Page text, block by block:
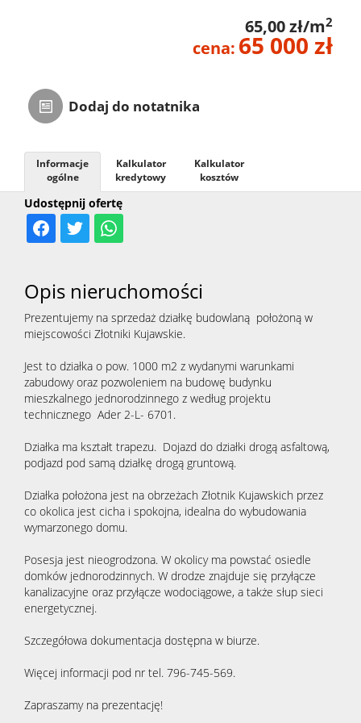
65,00 zł/m2
cena: 65 000 zł
Dodaj do notatnika
Udostępnij ofertę
Informacje
ogólne
Kalkulator
kredytowy
Kalkulator
kosztów
Opis nieruchomości
Prezentujemy na sprzedaż działkę budowlaną położoną w
miejscowości Złotniki Kujawskie.
Jest to działka o pow. 1000 m2 z wydanymi warunkami
zabudowy oraz pozwoleniem na budowę budynku
mieszkalnego jednorodzinnego z według projektu
technicznego Ader 2-L- 6701.
Działka ma kształt trapezu. Dojazd do działki drogą asfaltową,
podjazd pod samą działkę drogą gruntową.
Działka położona jest na obrzeżach Złotnik Kujawskich przez
co okolica jest cicha i spokojna, idealna do wybudowania
wymarzonego domu.
Posesja jest nieogrodzona. W okolicy ma powstać osiedle
domków jednorodzinnych. W drodze znajduje się przyłącze
kanalizacyjne oraz przyłącze wodociągowe, a także słup sieci
energetycznej.
Szczegółowa dokumentacja dostępna w biurze.
Więcej informacji pod nr tel. 796-745-569.
Zapraszamy na prezentację!